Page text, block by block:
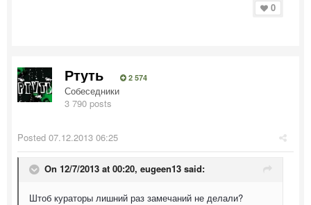
0
Ртуть 2 574
Собеседники
3 790 posts
Posted 07.12.2013 06:25
On 12/7/2013 at 00:20, eugeen13 said:
Штоб кураторы лишний раз замечаний не делали?